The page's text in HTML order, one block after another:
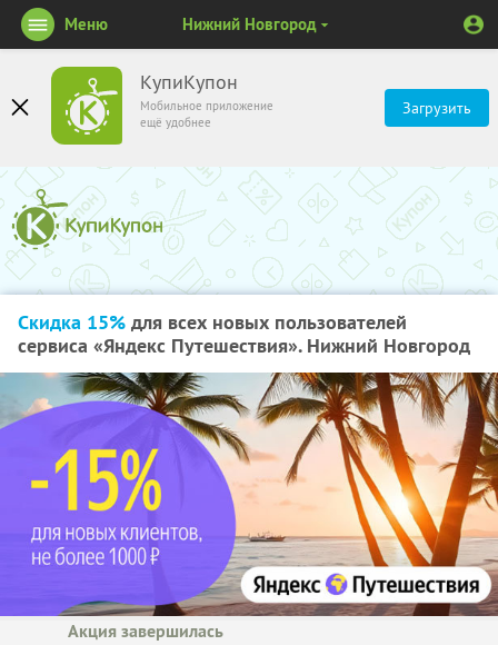
КупиКупон
Мобильное приложение
ещё удобнее
Загрузить
Меню Нижний Новгород
Скидка 15% для всех новых пользователей
сервиса «Яндекс Путешествия». Нижний Новгород
Акция завершилась